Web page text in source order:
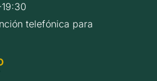
telefónica para